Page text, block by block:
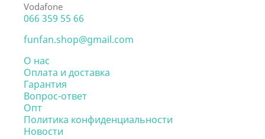
Vodafone
066 359 55 66
funfan.shop@gmail.com
О нас
Оплата и доставка
Гарантия
Вопрос-ответ
Опт
Политика конфиденциальности
Новости